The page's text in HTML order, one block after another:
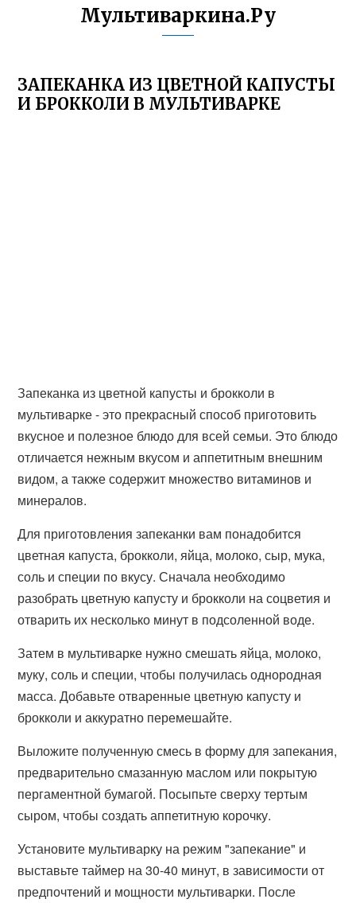
Мультиваркина.Ру
ЗАПЕКАНКА ИЗ ЦВЕТНОЙ КАПУСТЫ
И БРОККОЛИ В МУЛЬТИВАРКЕ
Запеканка из цветной капусты и брокколи в
мультиварке - это прекрасный способ приготовить
вкусное и полезное блюдо для всей семьи. Это блюдо
отличается нежным вкусом и аппетитным внешним
видом, а также содержит множество витаминов и
минералов.
Для приготовления запеканки вам понадобится
цветная капуста, брокколи, яйца, молоко, сыр, мука,
соль и специи по вкусу. Сначала необходимо
разобрать цветную капусту и брокколи на соцветия и
отварить их несколько минут в подсоленной воде.
Затем в мультиварке нужно смешать яйца, молоко,
муку, соль и специи, чтобы получилась однородная
масса. Добавьте отваренные цветную капусту и
брокколи и аккуратно перемешайте.
Выложите полученную смесь в форму для запекания,
предварительно смазанную маслом или покрытую
пергаментной бумагой. Посыпьте сверху тертым
сыром, чтобы создать аппетитную корочку.
Установите мультиварку на режим "запекание" и
выставьте таймер на 30-40 минут, в зависимости от
предпочтений и мощности мультиварки. После